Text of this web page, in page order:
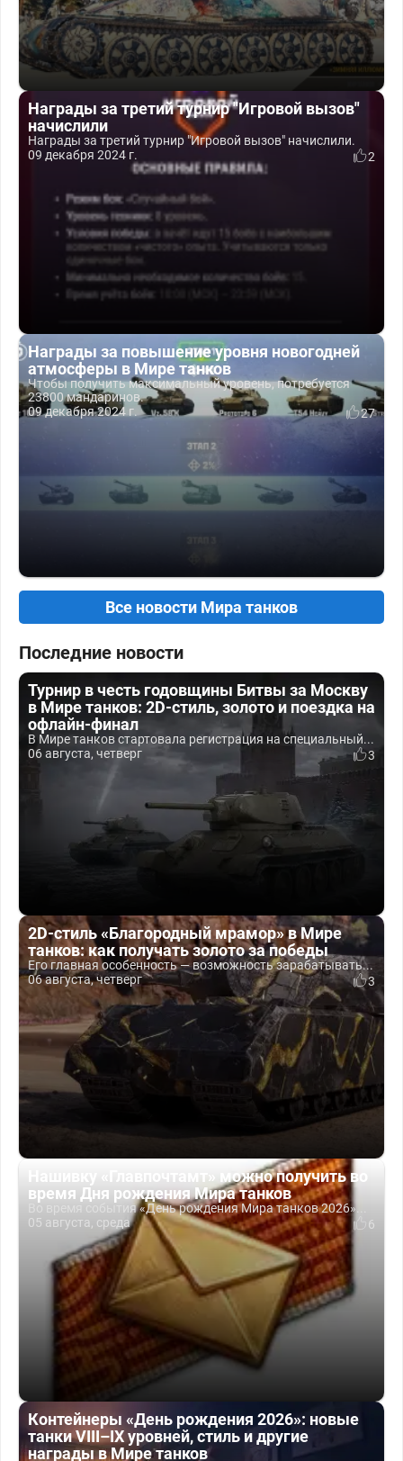
Награды за третий турнир "Игровой вызов"
начислили
Награды за третий турнир "Игровой вызов" начислили.
09 декабря 2024 г.
2
Награды за повышение уровня новогодней
атмосферы в Мире танков
Чтобы получить максимальный уровень, потребуется
23800 мандаринов.
09 декабря 2024 г.
27
Все новости Мира танков
Последние новости
Турнир в честь годовщины Битвы за Москву
в Мире танков: 2D-стиль, золото и поездка на
офлайн-финал
В Мире танков стартовала регистрация на специальный...
06 августа, четверг
3
2D-стиль «Благородный мрамор» в Мире
танков: как получать золото за победы
Его главная особенность — возможность зарабатывать...
06 августа, четверг
3
Нашивку «Главпочтамт» можно получить во
время Дня рождения Мира танков
Во время события «День рождения Мира танков 2026»...
05 августа, среда
6
Контейнеры «День рождения 2026»: новые
танки VIII–IX уровней, стиль и другие
награды в Мире танков